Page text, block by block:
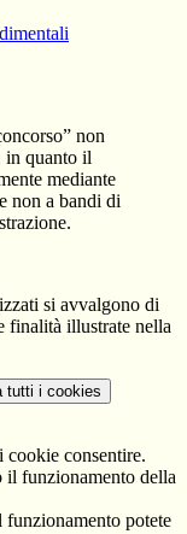
non
in quanto il
mediante
non a bandi di
si avvalgono di
finalità illustrate nella
tutti i cookies
cookie consentire.
il funzionamento della
funzionamento potete